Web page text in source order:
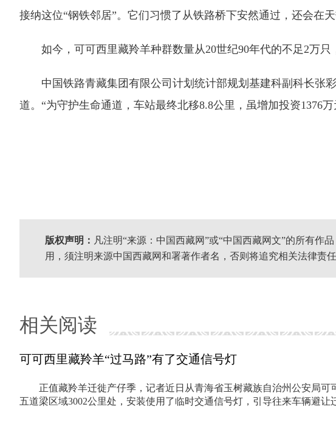
接纳这位“钢铁邻居”。它们习惯了从铁路桥下安然通过，还会在
如今，可可西里藏羚羊种群数量从20世纪90年代的不足2万只
中国铁路青藏集团有限公司计划统计部规划基建科副科长张彩
道。“为守护生命通道，车站最终北移8.8公里，虽增加投资1376
版权声明： 凡注明“来源：中国西藏网”或“中国西藏网文”的所有作
用，须注明来源中国西藏网和署著作者名，否则将追究相关法律责任
相关阅读
可可西里藏羚羊“过马路”有了交通信号灯
正值藏羚羊迁徙产仔季，记者近日从青海省玉树藏族自治州公安局
五道梁区域3002公里处，安装使用了临时交通信号灯，引导往来车辆避让